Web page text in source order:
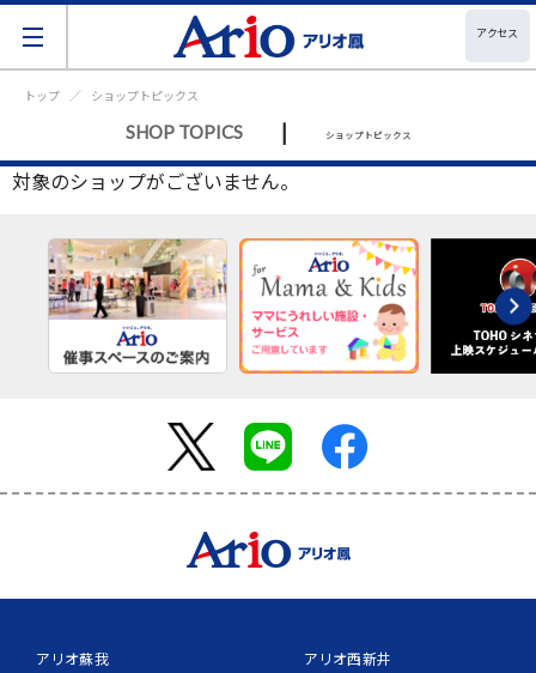
アクセス
トップ ショップトピックス
SHOP TOPICS | ショップトピックス
対象のショップがございません。
アリオ蘇我 アリオ西新井